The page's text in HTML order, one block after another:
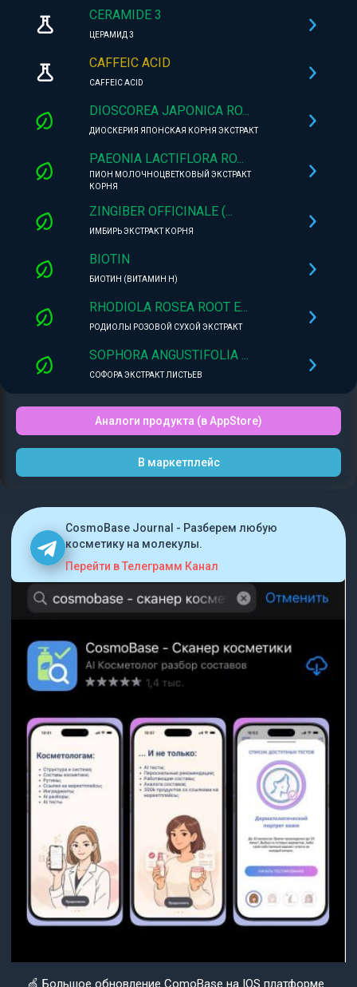
CERAMIDE 3
ЦЕРАМИД 3
CAFFEIC ACID
CAFFEIC ACID
DIOSCOREA JAPONICA RO...
ДИОСКЕРИЯ ЯПОНСКАЯ КОРНЯ ЭКСТРАКТ
PAEONIA LACTIFLORA RO...
ПИОН МОЛОЧНОЦВЕТКОВЫЙ ЭКСТРАКТ
КОРНЯ
ZINGIBER OFFICINALE (...
ИМБИРЬ ЭКСТРАКТ КОРНЯ
BIOTIN
БИОТИН (ВИТАМИН Н)
RHODIOLA ROSEA ROOT E...
РОДИОЛЫ РОЗОВОЙ СУХОЙ ЭКСТРАКТ
SOPHORA ANGUSTIFOLIA ...
СОФОРА ЭКСТРАКТ ЛИСТЬЕВ
Аналоги продукта (в AppStore)
В маркетплейс
CosmoBase Journal - Разберем любую
косметику на молекулы.
Перейти в Телеграмм Канал
🍏 Большое обновление ComoBase на IOS платформе.